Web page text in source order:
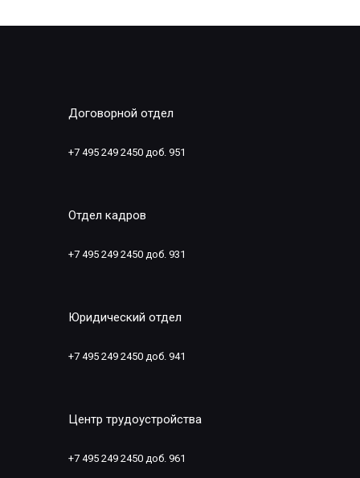
Договорной отдел
+7 495 249 2450 доб. 951
Отдел кадров
+7 495 249 2450 доб. 931
Юридический отдел
+7 495 249 2450 доб. 941
Центр трудоустройства
+7 495 249 2450 доб. 961